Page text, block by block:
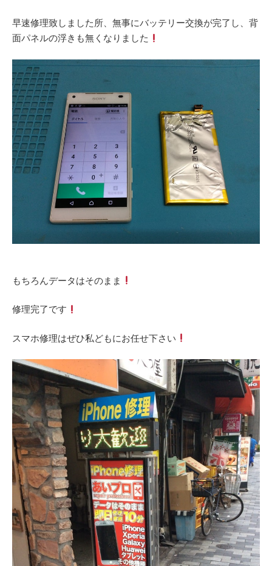
早速修理致しました所、無事にバッテリー交換が完了し、背
面パネルの浮きも無くなりました
もちろんデータはそのまま
修理完了です
スマホ修理はぜひ私どもにお任せ下さい